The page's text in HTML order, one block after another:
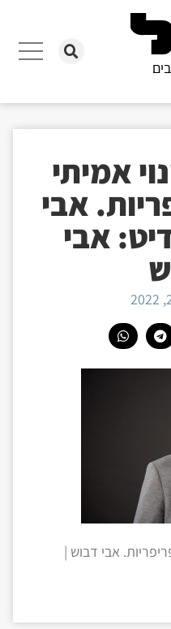
אמיתי
אבי
אבי
אבי דבוש |